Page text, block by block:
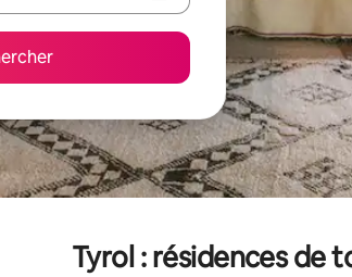
Tyrol : résidences de